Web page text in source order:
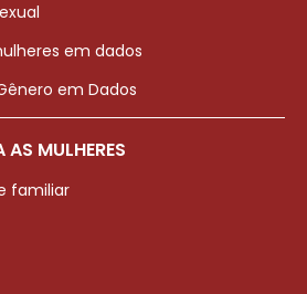
em dados
em Dados
MULHERES
familiar